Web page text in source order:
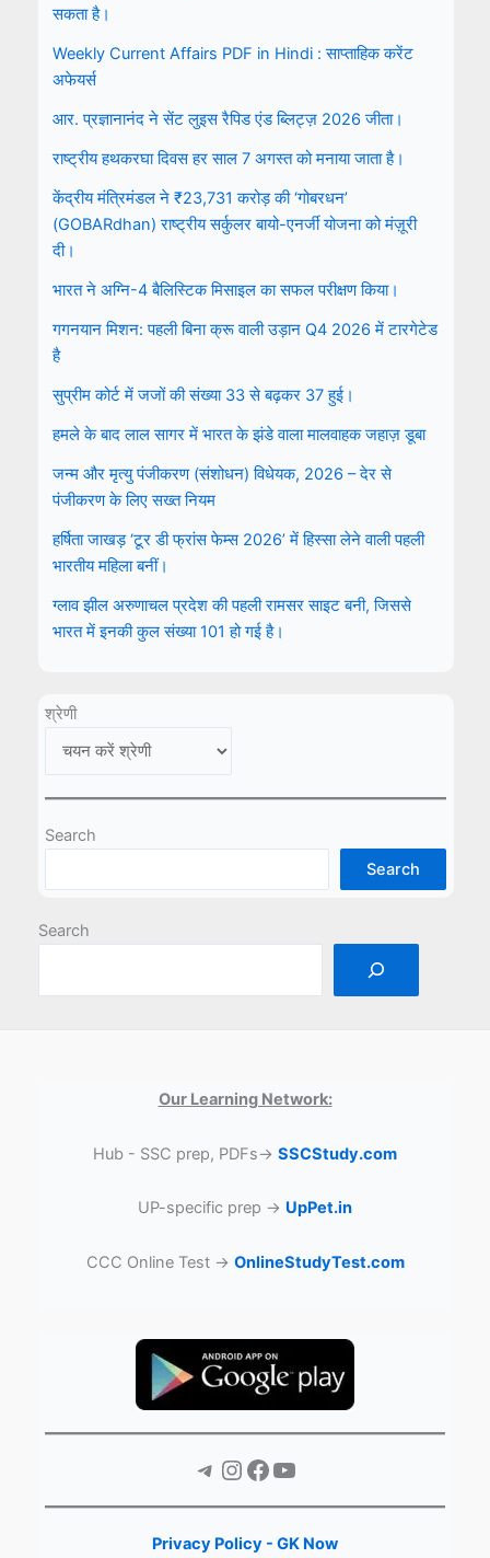
सकता है।
Weekly Current Affairs PDF in Hindi : साप्ताहिक करेंट
अफेयर्स
आर. प्रज्ञानानंद ने सेंट लुइस रैपिड एंड ब्लिट्ज़ 2026 जीता।
राष्ट्रीय हथकरघा दिवस हर साल 7 अगस्त को मनाया जाता है।
केंद्रीय मंत्रिमंडल ने ₹23,731 करोड़ की ‘गोबरधन’
(GOBARdhan) राष्ट्रीय सर्कुलर बायो-एनर्जी योजना को मंज़ूरी
दी।
भारत ने अग्नि-4 बैलिस्टिक मिसाइल का सफल परीक्षण किया।
गगनयान मिशन: पहली बिना क्रू वाली उड़ान Q4 2026 में टारगेटेड
है
सुप्रीम कोर्ट में जजों की संख्या 33 से बढ़कर 37 हुई।
हमले के बाद लाल सागर में भारत के झंडे वाला मालवाहक जहाज़ डूबा
जन्म और मृत्यु पंजीकरण (संशोधन) विधेयक, 2026 – देर से
पंजीकरण के लिए सख्त नियम
हर्षिता जाखड़ ‘टूर डी फ्रांस फेम्स 2026’ में हिस्सा लेने वाली पहली
भारतीय महिला बनीं।
ग्लाव झील अरुणाचल प्रदेश की पहली रामसर साइट बनी, जिससे
भारत में इनकी कुल संख्या 101 हो गई है।
श्रेणी
Search
Search
Search
Our Learning Network:
Hub - SSC prep, PDFs→ SSCStudy.com
UP-specific prep → UpPet.in
CCC Online Test → OnlineStudyTest.com
Telegram Instagram Facebook YouTube
Privacy Policy - GK Now